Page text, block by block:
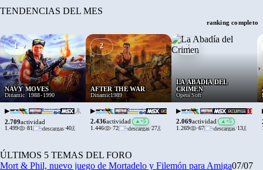
TENDENCIAS DEL MES
ranking completo
1
NAVY MOVES
Dinamic 1988-1990
▶
2.709actividad
1.499
·81 ·40
2
AFTER THE WAR
Dinamic1989
▶
2.436actividad ▲+5
1.446 ·72 ·27
3
LA ABADÍA DEL
CRIMEN
Opera Soft
▶
2.069actividad ▲+5
1.269 ·67 ·13
›
ÚLTIMOS 5 TEMAS DEL FORO
Mort & Phil, nuevo juego de Mortadelo y Filemón para Amiga07/07